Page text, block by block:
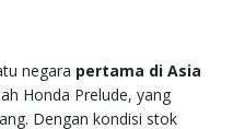
negara pertama di Asia
Honda Prelude, yang
Dengan kondisi stok